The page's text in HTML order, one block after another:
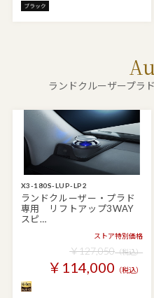
ランドクルーザープラ
X3-180S-LUP-LP2
ランドクルーザー・プラド
専用 リフトアップ3WAY
スピ…
ストア特別価格
￥127,050（税込）
￥114,000 （税込）